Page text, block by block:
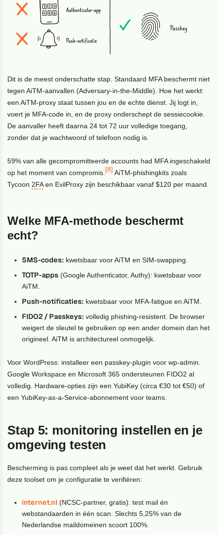
Dit is de meest onderschatte stap. Standaard MFA beschermt niet
tegen AiTM-aanvallen (Adversary-in-the-Middle). Hoe het werkt:
een AiTM-proxy staat tussen jou en de echte dienst. Jij logt in,
voert je MFA-code in, en de proxy onderschept de sessiecookie.
De aanvaller heeft daarna 24 tot 72 uur volledige toegang,
zonder dat je wachtwoord of telefoon nodig is.
59% van alle gecompromitteerde accounts had MFA ingeschakeld
op het moment van compromis. [8] AiTM-phishingkits zoals
Tycoon 2FAen EvilProxy zijn beschikbaar vanaf $120 per maand.
Welke MFA-methode beschermt
echt?
SMS-codes: kwetsbaar voor AiTM en SIM-swapping.
TOTP-apps (Google Authenticator, Authy): kwetsbaar voor
AiTM.
Push-notificaties: kwetsbaar voor MFA-fatigue en AiTM.
FIDO2 / Passkeys: volledig phishing-resistent. De browser
weigert de sleutel te gebruiken op een ander domein dan het
origineel. AiTM is architectureel onmogelijk.
Voor WordPress: installeer een passkey-plugin voor wp-admin.
Google Workspace en Microsoft 365 ondersteunen FIDO2 al
volledig. Hardware-opties zijn een YubiKey (circa €30 tot €50) of
een YubiKey-as-a-Service-abonnement voor teams.
Stap 5: monitoring instellen en je
omgeving testen
Bescherming is pas compleet als je weet dat het werkt. Gebruik
deze toolset om je configuratie te verifiëren:
internet.nl (NCSC-partner, gratis): test mail én
webstandaarden in één scan. Slechts 5,25% van de
Nederlandse maildomeinen scoort 100%.